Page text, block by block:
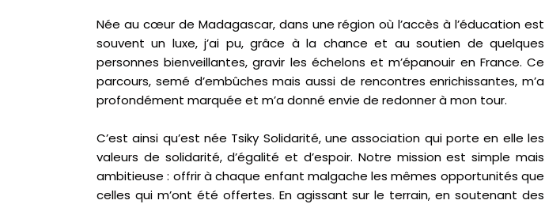
Née au cœur de Madagascar, dans une région où l’accès à l’éducation est
souvent un luxe, j’ai pu, grâce à la chance et au soutien de quelques
personnes bienveillantes, gravir les échelons et m’épanouir en France. Ce
parcours, semé d’embûches mais aussi de rencontres enrichissantes, m’a
profondément marquée et m’a donné envie de redonner à mon tour.
C’est ainsi qu’est née Tsiky Solidarité, une association qui porte en elle les
valeurs de solidarité, d’égalité et d’espoir. Notre mission est simple mais
ambitieuse : offrir à chaque enfant malgache les mêmes opportunités que
celles qui m’ont été offertes. En agissant sur le terrain, en soutenant des